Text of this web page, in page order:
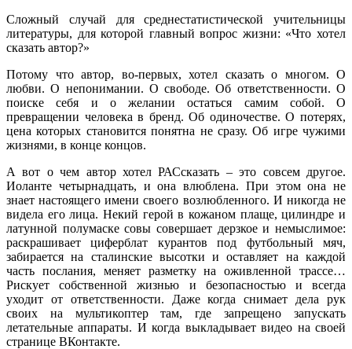
Сложный случай для среднестатистической учительницы
литературы, для которой главный вопрос жизни: «Что хотел
сказать автор?»
Потому что автор, во-первых, хотел сказать о многом. О
любви. О непонимании. О свободе. Об ответственности. О
поиске себя и о желании остаться самим собой. О
превращении человека в бренд. Об одиночестве. О потерях,
цена которых становится понятна не сразу. Об игре чужими
жизнями, в конце концов.
А вот о чем автор хотел РАСсказать – это совсем другое.
Иоланте четырнадцать, и она влюблена. При этом она не
знает настоящего имени своего возлюбленного. И никогда не
видела его лица. Некий герой в кожаном плаще, цилиндре и
латунной полумаске совы совершает дерзкое и немыслимое:
раскрашивает циферблат курантов под футбольный мяч,
забирается на сталинские высотки и оставляет на каждой
часть послания, меняет разметку на оживленной трассе…
Рискует собственной жизнью и безопасностью и всегда
уходит от ответственности. Даже когда снимает дела рук
своих на мультикоптер там, где запрещено запускать
летательные аппараты. И когда выкладывает видео на своей
странице ВКонтакте.